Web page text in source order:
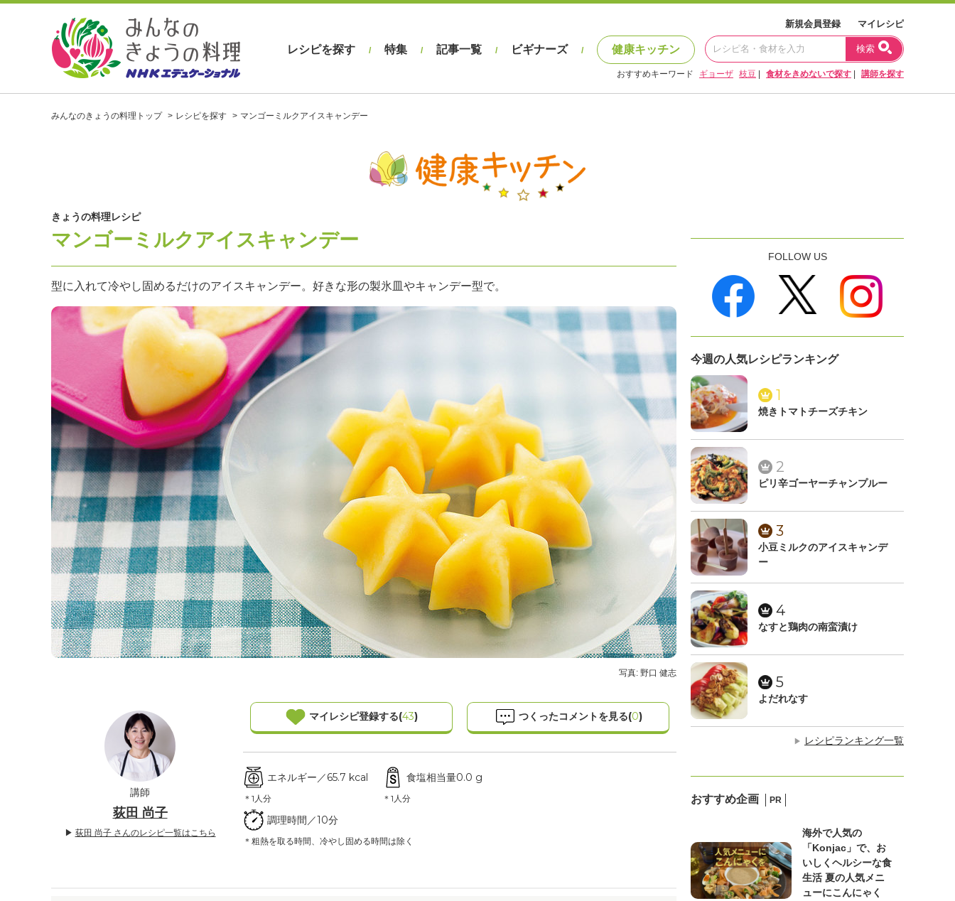
し
け
う
。
H
K
デ
ュ
ケ
ー
シ
の
き
ょ
う
の
料
理
」
新規会員登録 マイレシピ
レシピを探す / 特集 / 記事一覧 / ビギナーズ / 健康キッチン 検索
おすすめキーワード ギョーザ 枝豆 食材をきめないで探す 講師を探す
みんなのきょうの料理トップ レシピを探す マンゴーミルクアイスキャンデー
きょうの料理レシピ
マンゴーミルクアイスキャンデー
型に入れて冷やし固めるだけのアイスキャンデー。好きな形の製氷皿やキャンデー型で。
写真: 野口 健志
講師
荻田 尚子
▶ 荻田 尚子 さんのレシピ一覧はこちら
マイレシピ登録する(43) つくったコメントを見る(0)
エネルギー／65.7 kcal
＊1人分
食塩相当量0.0 g
＊1人分
調理時間／10分
＊粗熱を取る時間、冷やし固める時間は除く
FOLLOW US
今週の人気レシピランキング
1
焼きトマトチーズチキン
2
ピリ辛ゴーヤーチャンプルー
3
小豆ミルクのアイスキャンデ
ー
4
なすと鶏肉の南蛮漬け
5
よだれなす
▶ レシピランキング一覧
おすすめ企画 PR
海外で人気の
「Konjac」で、お
いしくヘルシーな食
生活 夏の人気メニ
ューにこんにゃく